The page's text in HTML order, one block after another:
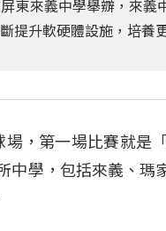
東來義中學舉辧，來義
提升軟硬體設施，培養
，第一場比賽就是
中學，包括來義、瑪